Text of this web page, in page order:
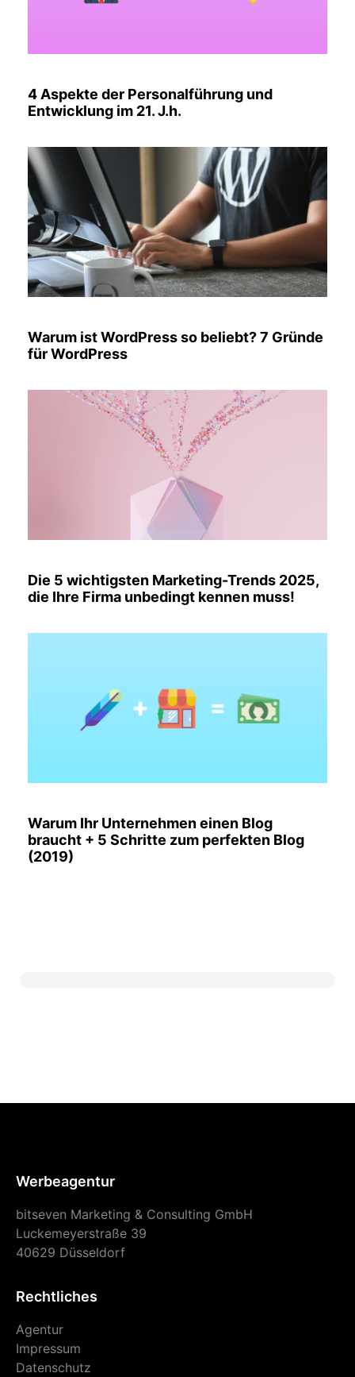
4 Aspekte der Personalführung und
Entwicklung im 21. J.h.
Warum ist WordPress so beliebt? 7 Gründe
für WordPress
Die 5 wichtigsten Marketing-Trends 2025,
die Ihre Firma unbedingt kennen muss!
Warum Ihr Unternehmen einen Blog
braucht + 5 Schritte zum perfekten Blog
(2019)
Werbeagentur
bitseven Marketing & Consulting GmbH
Luckemeyerstraße 39
40629 Düsseldorf
Rechtliches
Agentur
Impressum
Datenschutz